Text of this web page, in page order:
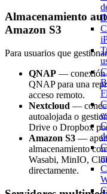
Almacenamiento
Amazon S3
Para usuarios que
QNAP — conexión
QNAP para una
acceso remoto.
Nextcloud —
autoalojada o
Drive o Dropbox
Amazon S3 —
almacenamiento
Wasabi, MinIO,
directamente.